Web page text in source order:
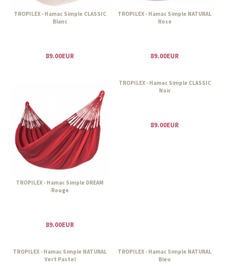
TROPILEX - Hamac Simple CLASSIC
Blanc
89.00EUR
TROPILEX - Hamac Simple NATURAL
Rose
89.00EUR
TROPILEX - Hamac Simple DREAM
Rouge
89.00EUR
TROPILEX - Hamac Simple CLASSIC
Noir
89.00EUR
TROPILEX - Hamac Simple NATURAL
Vert Pastel
TROPILEX - Hamac Simple NATURAL
Bleu